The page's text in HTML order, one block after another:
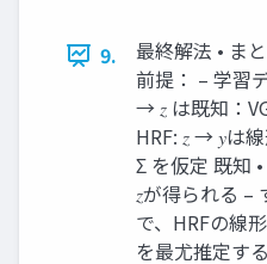
9.
最終解法 • ま
前提： – 学習
→ 𝑧 は既知：
HRF: 𝑧 → 𝑦は
Σ を仮定 既知
𝑧が得られる –
で、HRFの線
を最尤推定す